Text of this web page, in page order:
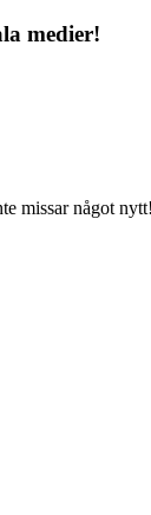
medier!
missar något nytt!